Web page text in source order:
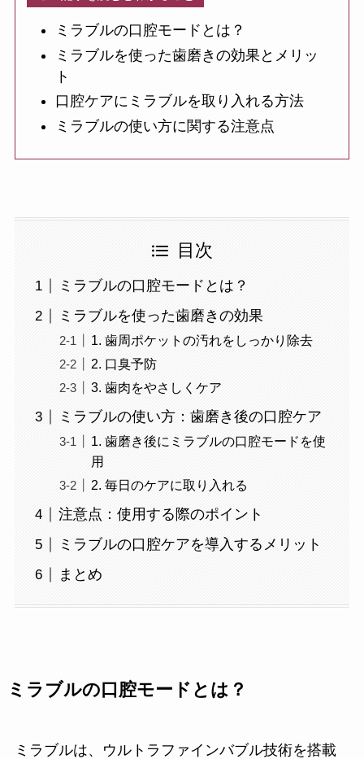
ミラブルの口腔モードとは？
ミラブルを使った歯磨きの効果とメリッ
ト
口腔ケアにミラブルを取り入れる方法
ミラブルの使い方に関する注意点
目次
ミラブルの口腔モードとは？
ミラブルを使った歯磨きの効果
1. 歯周ポケットの汚れをしっかり除去
2. 口臭予防
3. 歯肉をやさしくケア
ミラブルの使い方：歯磨き後の口腔ケア
1. 歯磨き後にミラブルの口腔モードを使
用
2. 毎日のケアに取り入れる
注意点：使用する際のポイント
ミラブルの口腔ケアを導入するメリット
まとめ
ミラブルの口腔モードとは？
ミラブルは、ウルトラファインバブル技術を搭載